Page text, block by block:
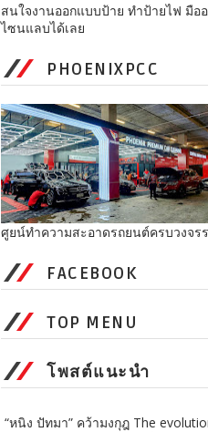
สนใจงานออกแบบป้าย ทำป้ายไฟ มือ
ไซนแลบได้เลย
PHOENIXPCC
ศูยน์ทำความสะอาดรถยนต์ครบวงจร
FACEBOOK
TOP MENU
โพสต์แนะนำ
“หนิง ปัทมา” คว้ามงกุฎ The